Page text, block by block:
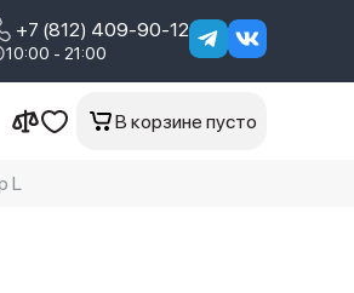
+7 (812) 409-90-12
10:00 - 21:00
В корзине пусто
L